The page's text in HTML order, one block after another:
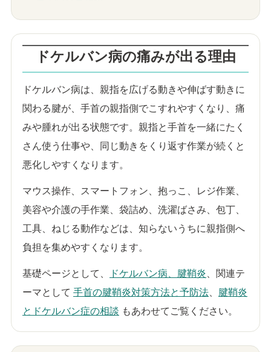
ドケルバン病の痛みが出る理由
ドケルバン病は、親指を広げる動きや伸ばす動きに
関わる腱が、手首の親指側でこすれやすくなり、痛
みや腫れが出る状態です。親指と手首を一緒にたく
さん使う仕事や、同じ動きをくり返す作業が続くと
悪化しやすくなります。
マウス操作、スマートフォン、抱っこ、レジ作業、
美容や介護の手作業、袋詰め、洗濯ばさみ、包丁、
工具、ねじる動作などは、知らないうちに親指側へ
負担を集めやすくなります。
基礎ページとして、 ドケルバン病、腱鞘炎 、関連テ
ーマとして 手首の腱鞘炎対策方法と予防法
腱鞘炎
とドケルバン症の相談 もあわせてご覧ください。